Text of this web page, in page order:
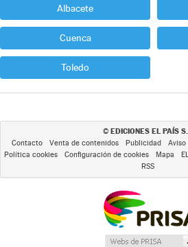
Albacete
Cuenca
Toledo
© EDICIONES EL PAÍS
Contacto Venta de contenidos Publicidad Aviso
Política cookies
Configuración de cookies Mapa
RSS